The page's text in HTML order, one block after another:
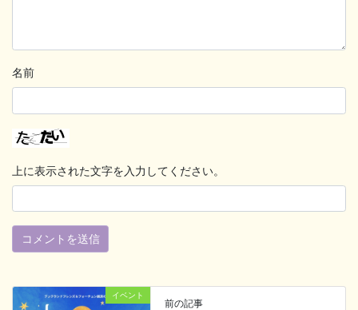
名前
上に表示された文字を入力してください。
イベント
前の記事